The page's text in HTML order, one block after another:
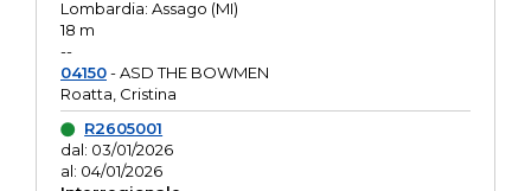
Lombardia: Assago (MI)
18 m
--
04150- ASD THE BOWMEN
Roatta, Cristina
R2605001
dal: 03/01/2026
al: 04/01/2026